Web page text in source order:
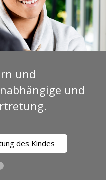
und
und
des Kindes